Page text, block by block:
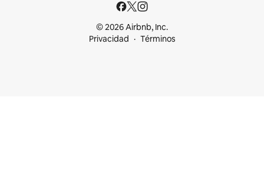
© 2026 Airbnb, Inc.
Privacidad
Términos